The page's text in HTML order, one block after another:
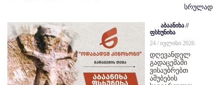
სრულად
აბაანიხა //
ფსხუნიხა
24 / ივლისი 2026
დღევანდელ
გადაცემაში
ვისაუბრებთ
აშუბების